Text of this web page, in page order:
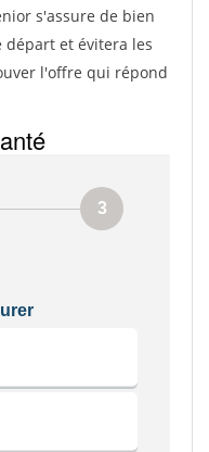
s'assure de bien
départ et évitera les
l'offre qui répond